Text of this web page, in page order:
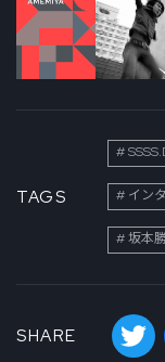
TAGS イン
坂本
SHARE